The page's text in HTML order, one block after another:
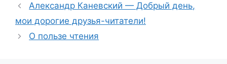
Александр Каневский — Добрый день,
мои дорогие друзья-читатели!
О пользе чтения